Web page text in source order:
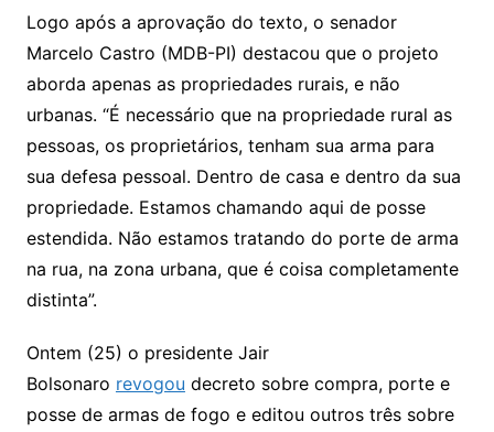
Logo após a aprovação do texto, o senador
Marcelo Castro (MDB-PI) destacou que o projeto
aborda apenas as propriedades rurais, e não
urbanas. “É necessário que na propriedade rural as
pessoas, os proprietários, tenham sua arma para
sua defesa pessoal. Dentro de casa e dentro da sua
propriedade. Estamos chamando aqui de posse
estendida. Não estamos tratando do porte de arma
na rua, na zona urbana, que é coisa completamente
distinta”.
Ontem (25) o presidente Jair
Bolsonaro revogou decreto sobre compra, porte e
posse de armas de fogo e editou outros três sobre